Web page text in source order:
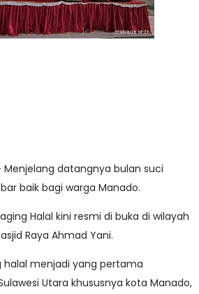
Menjelang datangnya bulan suci
baik bagi warga Manado.
Halal kini resmi di buka di wilayah
Raya Ahmad Yani.
halal menjadi yang pertama
Utara khususnya kota Manado,